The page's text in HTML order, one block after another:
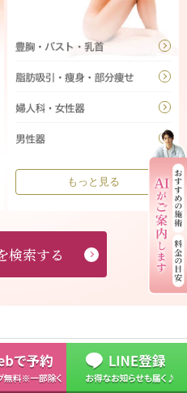
もっと見る
検索する
在籍医師の監修のもとで